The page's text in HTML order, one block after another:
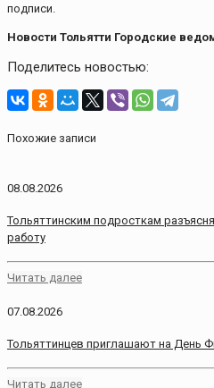
подписи.
Новости Тольятти Городские
Поделитесь новостью:
Похожие записи
08.08.2026
Тольяттинским подросткам
работу
Читать далее
07.08.2026
Тольяттинцев приглашают на День
Читать далее